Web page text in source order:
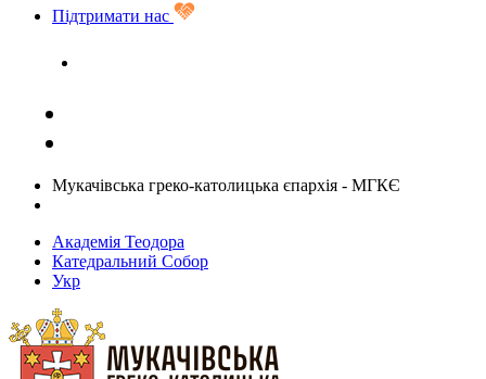
Підтримати нас
Мукачівська греко-католицька єпархія - МГКЄ
Академія Теодора
Катедральний Собор
Укр